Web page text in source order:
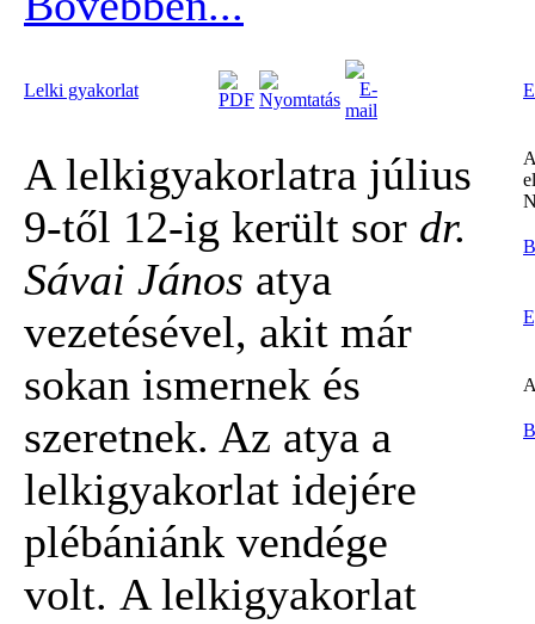
Lelki gyakorlat
A lelkigyakorlatra július
9-től 12-ig került sor dr.
Sávai János atya
vezetésével, akit már
sokan ismernek és
szeretnek. Az atya a
lelkigyakorlat idejére
plébániánk vendége
volt. A lelkigyakorlat